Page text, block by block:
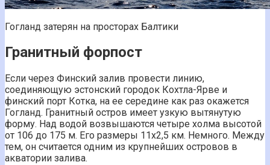
Гогланд затерян на просторах Балтики
Гранитный форпост
Если через Финский залив провести линию,
соединяющую эстонский городок Кохтла-Ярве и
финский порт Котка, на ее середине как раз окажется
Гогланд. Гранитный остров имеет узкую вытянутую
форму. Над водой возвышаются четыре холма высотой
от 106 до 175 м. Его размеры 11х2,5 км. Немного. Между
тем, он считается одним из крупнейших островов в
акватории залива.